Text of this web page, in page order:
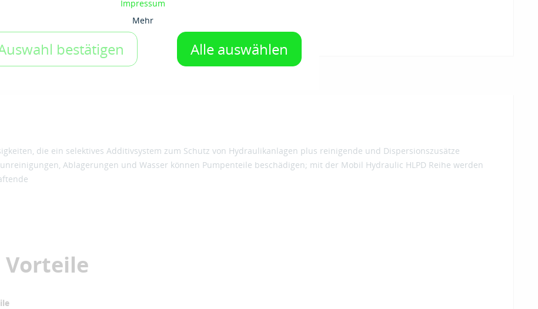
Impressum
Mehr
bestätigen Alle auswählen
die ein selektives Additivsystem zum Schutz von Hydraulikanlagen plus reinigende und Dispersionszusätze
Ablagerungen und Wasser können Pumpenteile beschädigen; mit der Mobil Hydraulic HLPD Reihe werden
Vorteile